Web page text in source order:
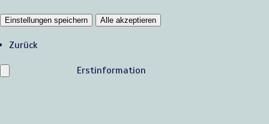
Einstellungen speichern Alle akzeptieren
Zurück
Erstinformation